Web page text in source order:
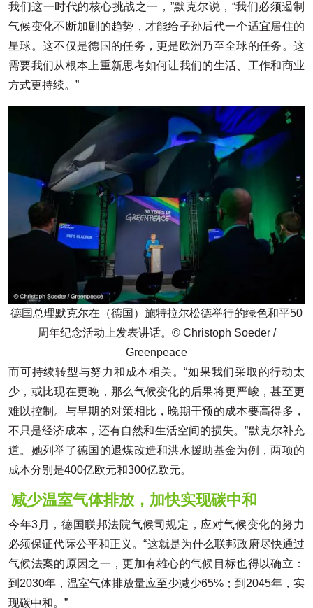
我们这一时代的核心挑战之一，”默克尔说，“我们必须遏制
气候变化不断加剧的趋势，才能给子孙后代一个适宜居住的
星球。这不仅是德国的任务，更是欧洲乃至全球的任务。这
需要我们从根本上重新思考如何让我们的生活、工作和商业
方式更持续。”
德国总理默克尔在（德国）施特拉尔松德举行的绿色和平50
周年纪念活动上发表讲话。© Christoph Soeder /
Greenpeace
而可持续转型与努力和成本相关。“如果我们采取的行动太
少，或比现在更晚，那么气候变化的后果将更严峻，甚至更
难以控制。与早期的对策相比，晚期干预的成本要高得多，
不只是经济成本，还有自然和生活空间的损失。”默克尔补充
道。她列举了德国的退煤改造和洪水援助基金为例，两项的
成本分别是400亿欧元和300亿欧元。
减少温室气体排放，加快实现碳中和
今年3月，德国联邦法院气候司规定，应对气候变化的努力
必须保证代际公平和正义。“这就是为什么联邦政府尽快通过
气候法案的原因之一，更加有雄心的气候目标也得以确立：
到2030年，温室气体排放量应至少减少65%；到2045年，实
现碳中和。”